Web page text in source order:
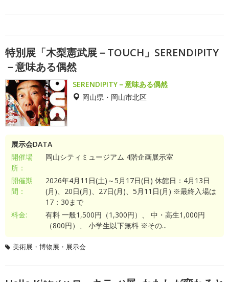
特別展「木梨憲武展－TOUCH」SERENDIPITY
－意味ある偶然
SERENDIPITY－意味ある偶然
岡山県・岡山市北区
展示会DATA
開催場
所：
岡山シティミュージアム 4階企画展示室
開催期
間：
2026年4月11日(土)～5月17日(日) 休館日：4月13日
(月)、20日(月)、27日(月)、5月11日(月) ※最終入場は
17：30まで
料金:
有料 一般1,500円（1,300円）、 中・高生1,000円
（800円）、 小学生以下無料 ※その...
美術展・博物展・展示会